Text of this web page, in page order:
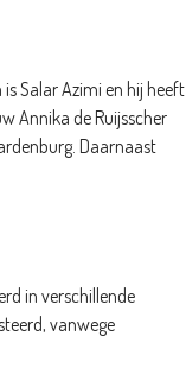
Salar Azimi en hij heeft
Annika de Ruijsscher
Daarnaast
in verschillende
vanwege